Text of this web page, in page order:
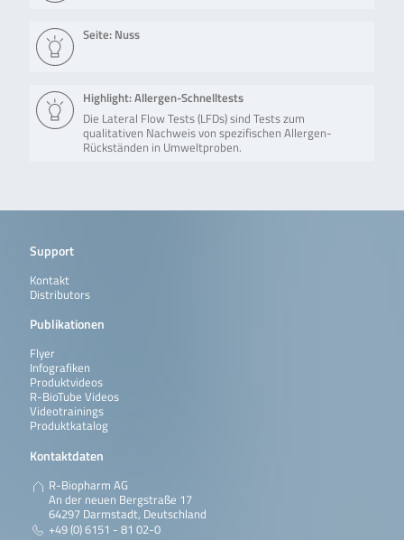
Seite: Nuss
Highlight: Allergen-Schnelltests
Die Lateral Flow Tests (LFDs) sind Tests zum
qualitativen Nachweis von spezifischen Allergen-
Rückständen in Umweltproben.
Support
Kontakt
Distributors
Publikationen
Flyer
Infografiken
Produktvideos
R-BioTube Videos
Videotrainings
Produktkatalog
Kontaktdaten
R-Biopharm AG
An der neuen Bergstraße 17
64297 Darmstadt, Deutschland
+49 (0) 6151 - 81 02-0